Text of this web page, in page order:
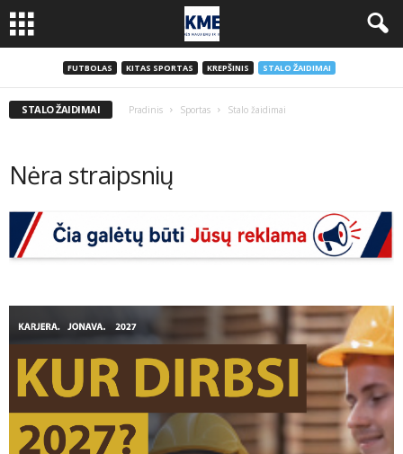
FUTBOLAS KITAS SPORTAS KREPŠINIS STALO ŽAIDIMAI
STALO ŽAIDIMAI Pradinis Sportas Stalo žaidimai
Nėra straipsnių